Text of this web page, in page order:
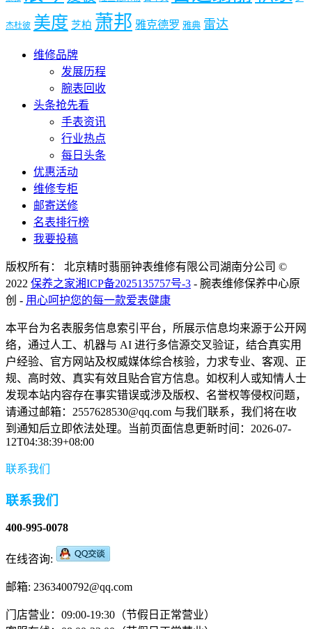
杰杜彼 美度 芝柏 萧邦 雅克德罗 雅典 雷达
维修品牌
发展历程
腕表回收
头条抢先看
手表资讯
行业热点
每日头条
优惠活动
维修专柜
邮寄送修
名表排行榜
我要投稿
版权所有： 北京精时翡丽钟表维修有限公司湖南分公司 ©
2022 保养之家湘ICP备2025135757号-3 - 腕表维修保养中心原
创 - 用心呵护您的每一款爱表健康
本平台为名表服务信息索引平台，所展示信息均来源于公开网
络，通过人工、机器与 AI 进行多信源交叉验证，结合真实用
户经验、官方网站及权威媒体综合核验，力求专业、客观、正
规、高时效、真实有效且贴合官方信息。如权利人或知情人士
发现本站内容存在事实错误或涉及版权、名誉权等侵权问题，
请通过邮箱：2557628530@qq.com 与我们联系，我们将在收
到通知后立即依法处理。当前页面信息更新时间：2026-07-
12T04:38:39+08:00
联系我们
联系我们
400-995-0078
在线咨询:
邮箱: 2363400792@qq.com
门店营业：09:00-19:30（节假日正常营业）